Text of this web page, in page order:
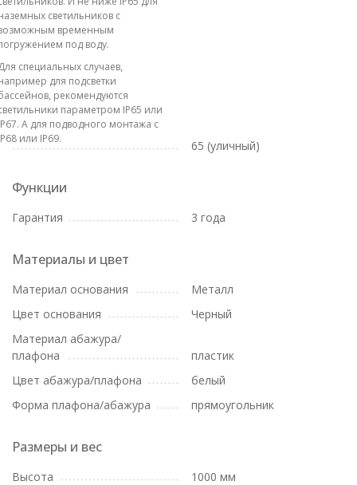
светильников с
временным
под воду.
специальных случаев,
для подсветки
рекомендуются
параметром IP65 или
А для подводного монтажа с
или IP69.
65 (уличный)
Функции
Гарантия 3 года
Материалы и цвет
Материал основания
Металл
Цвет основания
Черный
Материал абажура/
плафона
пластик
Цвет абажура/плафона
белый
Форма плафона/абажура
прямоугольник
Размеры и вес
Высота
1000 мм